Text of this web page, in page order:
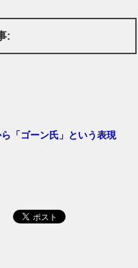
:
「ゴーン氏」という表現